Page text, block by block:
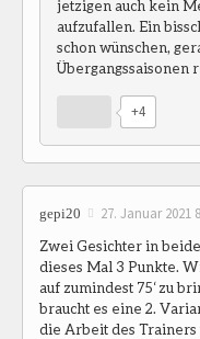
jetzigen auch kein
aufzufallen. Ein
schon wünschen,
Übergangssaisonen
+4
gepi20 27. Januar 2021
Zwei Gesichter in
dieses Mal 3 Punkte.
auf zumindest 75‘ zu
braucht es eine 2.
die Arbeit des Trainers